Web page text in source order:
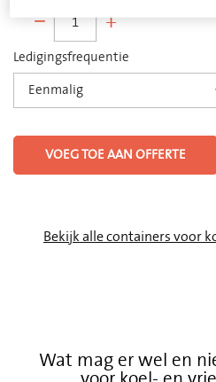
− +
Ledigingsfrequentie
VOEG TOE AAN OFFERTE
Bekijk alle containers voor
Wat mag er wel en